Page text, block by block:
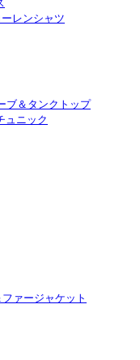
レンシャツ
ブ＆タンクトップ
ュニック
ァージャケット